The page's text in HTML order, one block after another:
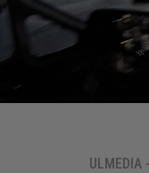
ULMEDIA